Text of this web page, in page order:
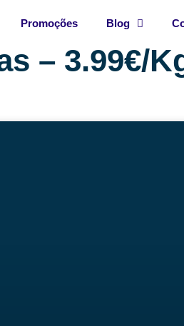
Promoções Blog
– 3.99€/